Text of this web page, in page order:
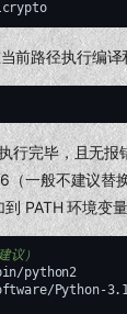
-lcrypto
前路径执行编译
行完毕，且无报
（一般不建议替
PATH 环境变
议）
python2
Python-